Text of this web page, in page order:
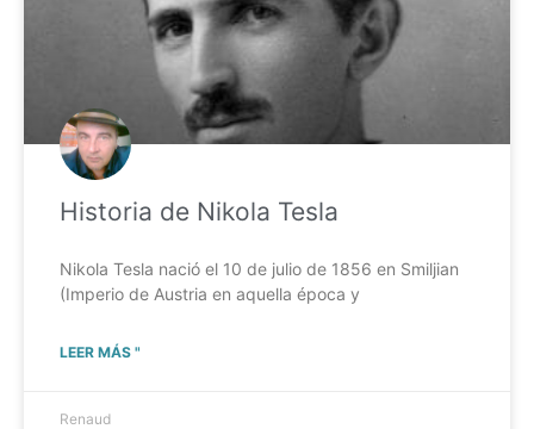
Historia de Nikola Tesla
Nikola Tesla nació el 10 de julio de 1856 en Smiljian
(Imperio de Austria en aquella época y
LEER MÁS "
Renaud